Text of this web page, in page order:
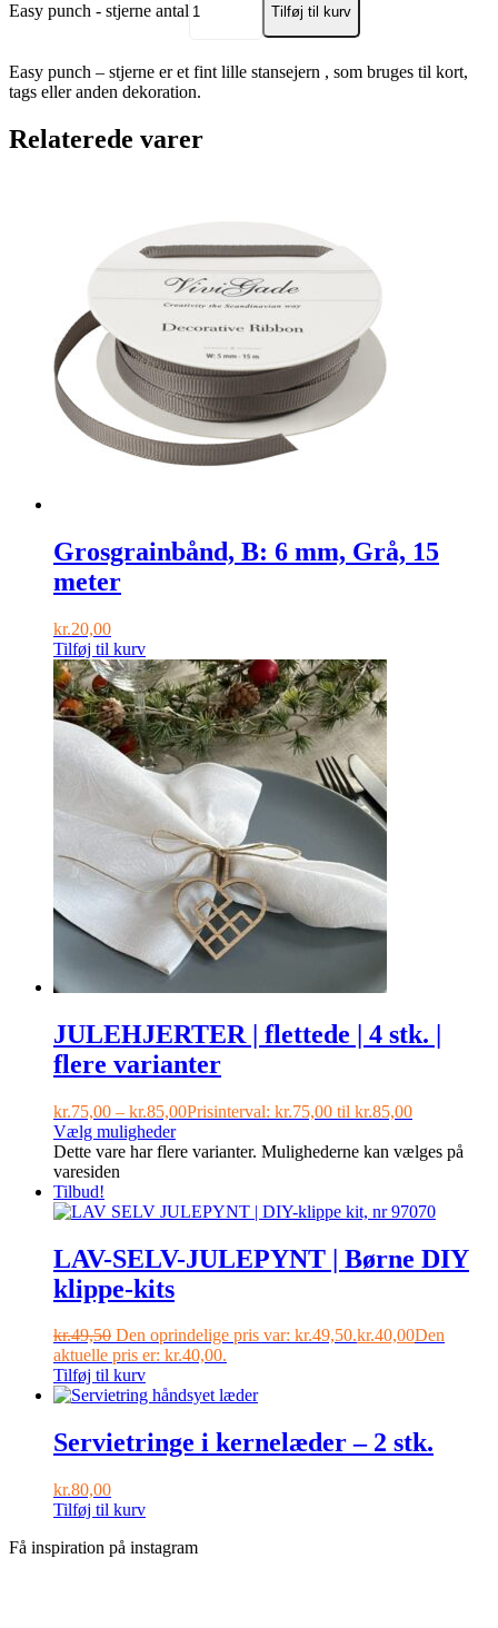
Easy punch - stjerne antal Tilføj til kurv
Easy punch – stjerne er et fint lille stansejern , som bruges til kort,
tags eller anden dekoration.
Relaterede varer
Grosgrainbånd, B: 6 mm, Grå, 15
meter
kr.20,00
Tilføj til kurv
JULEHJERTER | flettede | 4 stk. |
flere varianter
kr.75,00 – kr.85,00Prisinterval: kr.75,00 til kr.85,00
Vælg muligheder
Dette vare har flere varianter. Mulighederne kan vælges på
varesiden
Tilbud!
LAV-SELV-JULEPYNT | Børne DIY
klippe-kits
kr.49,50 Den oprindelige pris var: kr.49,50.kr.40,00Den
aktuelle pris er: kr.40,00.
Tilføj til kurv
Servietringe i kernelæder – 2 stk.
kr.80,00
Tilføj til kurv
Få inspiration på instagram